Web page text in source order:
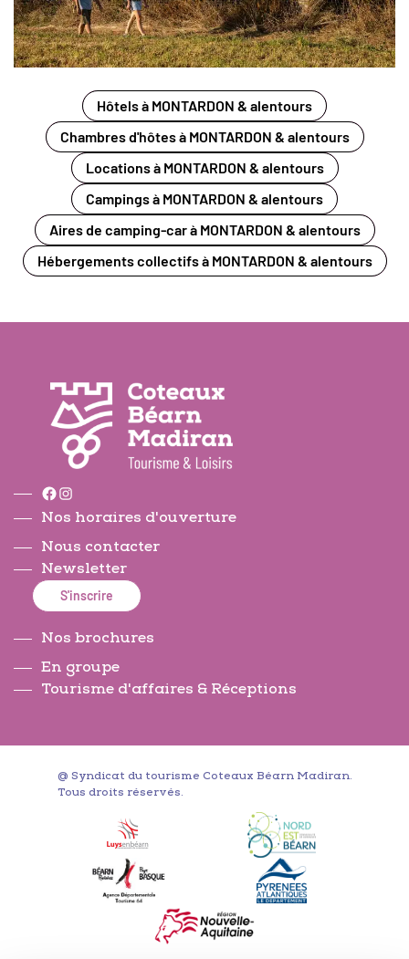
Hôtels à MONTARDON & alentours
Chambres d'hôtes à MONTARDON & alentours
Locations à MONTARDON & alentours
Campings à MONTARDON & alentours
Aires de camping-car à MONTARDON & alentours
Hébergements collectifs à MONTARDON & alentours
Facebook
Instagram
Nos horaires d'ouverture
Nous contacter
Newsletter
S'inscrire
Nos brochures
En groupe
Tourisme d'affaires & Réceptions
@ Syndicat du tourisme Coteaux Béarn Madiran.
Tous droits réservés.